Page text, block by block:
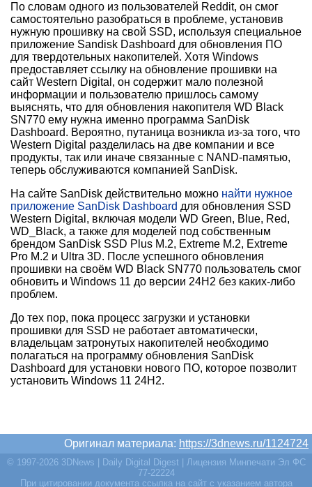
По словам одного из пользователей Reddit, он смог
самостоятельно разобраться в проблеме, установив
нужную прошивку на свой SSD, используя специальное
приложение Sandisk Dashboard для обновления ПО
для твердотельных накопителей. Хотя Windows
предоставляет ссылку на обновление прошивки на
сайт Western Digital, он содержит мало полезной
информации и пользователю пришлось самому
выяснять, что для обновления накопителя WD Black
SN770 ему нужна именно программа SanDisk
Dashboard. Вероятно, путаница возникла из-за того, что
Western Digital разделилась на две компании и все
продукты, так или иначе связанные с NAND-памятью,
теперь обслуживаются компанией SanDisk.
На сайте SanDisk действительно можно найти нужное
приложение SanDisk Dashboard для обновления SSD
Western Digital, включая модели WD Green, Blue, Red,
WD_Black, а также для моделей под собственным
брендом SanDisk SSD Plus M.2, Extreme M.2, Extreme
Pro M.2 и Ultra 3D. После успешного обновления
прошивки на своём WD Black SN770 пользователь смог
обновить и Windows 11 до версии 24H2 без каких-либо
проблем.
До тех пор, пока процесс загрузки и установки
прошивки для SSD не работает автоматически,
владельцам затронутых накопителей необходимо
полагаться на программу обновления SanDisk
Dashboard для установки нового ПО, которое позволит
установить Windows 11 24H2.
Оригинал материала: https://3dnews.ru/1124724
© 1997-2026 3DNews | Daily Digital Digest | Лицензия Минпечати Эл ФС
77-22224
При цитировании документа ссылка на сайт с указанием автора